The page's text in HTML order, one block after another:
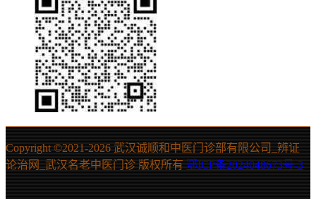
Copyright ©2021-2026 武汉诚顺和中医门诊部有限公司_辨证
论治网_武汉名老中医门诊 版权所有 鄂ICP备2024048673号-3